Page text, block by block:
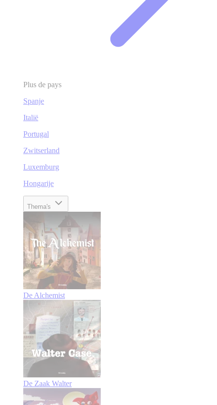
Plus de pays
Spanje
Italië
Portugal
Zwitserland
Luxemburg
Hongarije
Thema's
De Alchemist
De Zaak Walter